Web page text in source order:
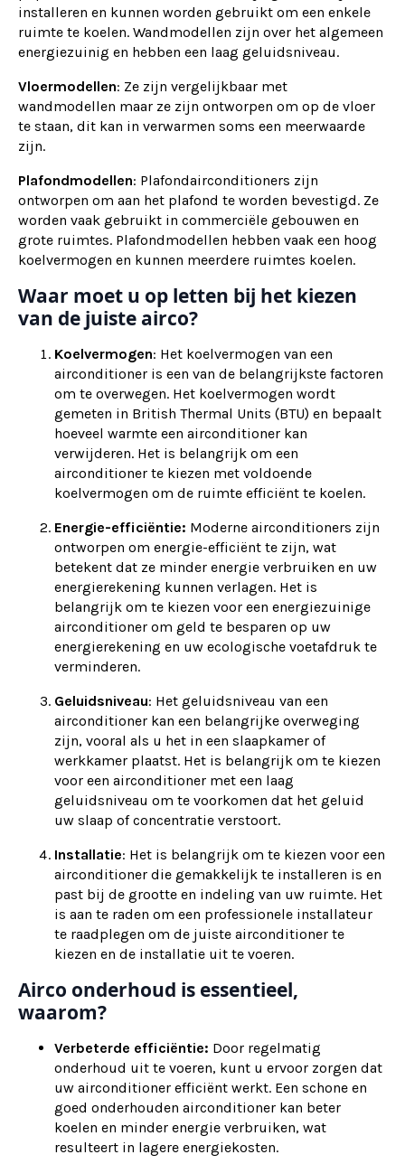
installeren en kunnen worden gebruikt om een enkele
ruimte te koelen. Wandmodellen zijn over het algemeen
energiezuinig en hebben een laag geluidsniveau.
Vloermodellen: Ze zijn vergelijkbaar met
wandmodellen maar ze zijn ontworpen om op de vloer
te staan, dit kan in verwarmen soms een meerwaarde
zijn.
Plafondmodellen: Plafondairconditioners zijn
ontworpen om aan het plafond te worden bevestigd. Ze
worden vaak gebruikt in commerciële gebouwen en
grote ruimtes. Plafondmodellen hebben vaak een hoog
koelvermogen en kunnen meerdere ruimtes koelen.
Waar moet u op letten bij het kiezen
van de juiste airco?
Koelvermogen: Het koelvermogen van een
airconditioner is een van de belangrijkste factoren
om te overwegen. Het koelvermogen wordt
gemeten in British Thermal Units (BTU) en bepaalt
hoeveel warmte een airconditioner kan
verwijderen. Het is belangrijk om een
airconditioner te kiezen met voldoende
koelvermogen om de ruimte efficiënt te koelen.
Energie-efficiëntie: Moderne airconditioners zijn
ontworpen om energie-efficiënt te zijn, wat
betekent dat ze minder energie verbruiken en uw
energierekening kunnen verlagen. Het is
belangrijk om te kiezen voor een energiezuinige
airconditioner om geld te besparen op uw
energierekening en uw ecologische voetafdruk te
verminderen.
Geluidsniveau: Het geluidsniveau van een
airconditioner kan een belangrijke overweging
zijn, vooral als u het in een slaapkamer of
werkkamer plaatst. Het is belangrijk om te kiezen
voor een airconditioner met een laag
geluidsniveau om te voorkomen dat het geluid
uw slaap of concentratie verstoort.
Installatie: Het is belangrijk om te kiezen voor een
airconditioner die gemakkelijk te installeren is en
past bij de grootte en indeling van uw ruimte. Het
is aan te raden om een professionele installateur
te raadplegen om de juiste airconditioner te
kiezen en de installatie uit te voeren.
Airco onderhoud is essentieel,
waarom?
Verbeterde efficiëntie: Door regelmatig
onderhoud uit te voeren, kunt u ervoor zorgen dat
uw airconditioner efficiënt werkt. Een schone en
goed onderhouden airconditioner kan beter
koelen en minder energie verbruiken, wat
resulteert in lagere energiekosten.